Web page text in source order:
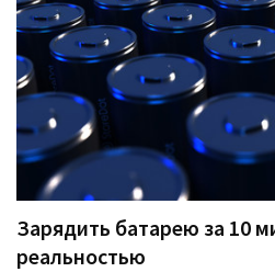
Зарядить батарею за 10
реальностью